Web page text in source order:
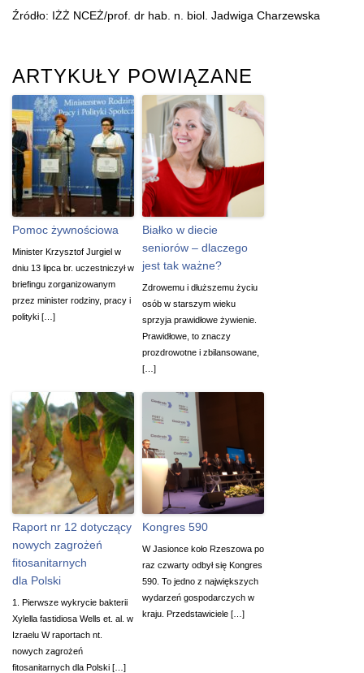
Źródło: IŻŻ NCEŻ/prof. dr hab. n. biol. Jadwiga Charzewska
ARTYKUŁY POWIĄZANE
Pomoc żywnościowa
Minister Krzysztof Jurgiel w
dniu 13 lipca br. uczestniczył w
briefingu zorganizowanym
przez minister rodziny, pracy i
polityki […]
Białko w diecie
seniorów – dlaczego
jest tak ważne?
Zdrowemu i dłuższemu życiu
osób w starszym wieku
sprzyja prawidłowe żywienie.
Prawidłowe, to znaczy
prozdrowotne i zbilansowane,
[…]
Raport nr 12 dotyczący
nowych zagrożeń
fitosanitarnych
dla Polski
1. Pierwsze wykrycie bakterii
Xylella fastidiosa Wells et. al. w
Izraelu W raportach nt.
nowych zagrożeń
fitosanitarnych dla Polski […]
Kongres 590
W Jasionce koło Rzeszowa po
raz czwarty odbył się Kongres
590. To jedno z największych
wydarzeń gospodarczych w
kraju. Przedstawiciele […]